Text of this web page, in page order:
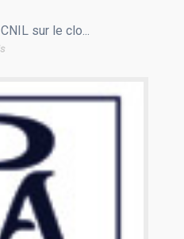
sur le clo...